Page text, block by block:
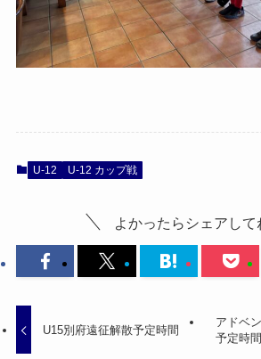
U-12 U-12 カップ戦
よかったらシェアして
U15別府遠征解散予定時間
アドベ
予定時間